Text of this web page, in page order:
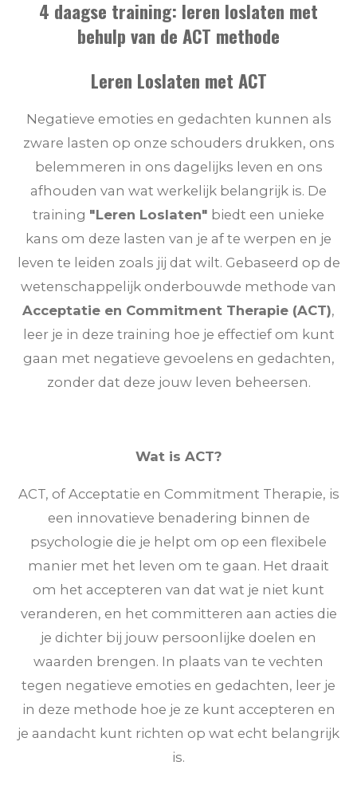
4 daagse training: leren loslaten met
behulp van de ACT methode
Leren Loslaten met ACT
Negatieve emoties en gedachten kunnen als
zware lasten op onze schouders drukken, ons
belemmeren in ons dagelijks leven en ons
afhouden van wat werkelijk belangrijk is. De
training "Leren Loslaten" biedt een unieke
kans om deze lasten van je af te werpen en je
leven te leiden zoals jij dat wilt. Gebaseerd op de
wetenschappelijk onderbouwde methode van
Acceptatie en Commitment Therapie (ACT),
leer je in deze training hoe je effectief om kunt
gaan met negatieve gevoelens en gedachten,
zonder dat deze jouw leven beheersen.
Wat is ACT?
ACT, of Acceptatie en Commitment Therapie, is
een innovatieve benadering binnen de
psychologie die je helpt om op een flexibele
manier met het leven om te gaan. Het draait
om het accepteren van dat wat je niet kunt
veranderen, en het committeren aan acties die
je dichter bij jouw persoonlijke doelen en
waarden brengen. In plaats van te vechten
tegen negatieve emoties en gedachten, leer je
in deze methode hoe je ze kunt accepteren en
je aandacht kunt richten op wat echt belangrijk
is.